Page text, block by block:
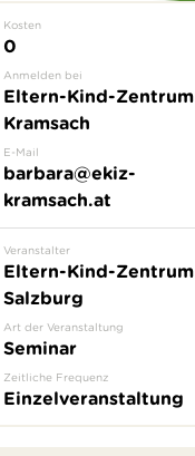
Kosten
0
Anmelden bei
Eltern-Kind-Zentrum
Kramsach
E-Mail
barbara@ekiz-
kramsach.at
Veranstalter
Eltern-Kind-Zentrum
Salzburg
Art der Veranstaltung
Seminar
Zeitliche Frequenz
Einzelveranstaltung